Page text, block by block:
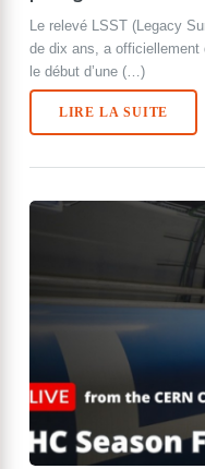
Le relevé LSST (Legacy
de dix ans, a officiellement
le début d’une (…)
LIRE LA SUITE